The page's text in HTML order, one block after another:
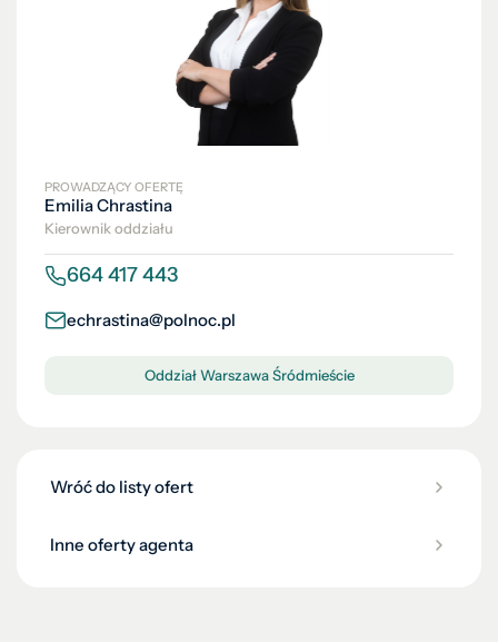
PROWADZĄCY OFERTĘ
Emilia Chrastina
Kierownik oddziału
664 417 443
echrastina@polnoc.pl
Oddział Warszawa Śródmieście
Wróć do listy ofert
Inne oferty agenta